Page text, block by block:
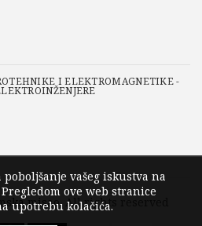
I ELEKTROMAGNETIKE -
misao. All rights reserved
vašeg iskustva na
ove web stranice
upotrebu kolačića.